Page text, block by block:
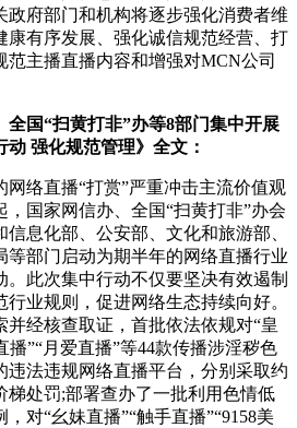
政府部门和机构将逐步强化消费者维
康有序发展、强化诚信规范经营、打
主播直播内容和增强对MCN公司
国“扫黄打非”办等8部门集中开展
强化规范管理》全文：
络直播“打赏”严重冲击主流价值观
国家网信办、全国“扫黄打非”办会
息化部、公安部、文化和旅游部、
等部门启动为期半年的网络直播行业
此次集中行动不仅要坚决有效遏制
业规则，促进网络生态持续向好。
经核查取证，首批依法依规对“皇
播”“月爱直播”等44款传播涉淫秽色
违法违规网络直播平台，分别采取约
梯处罚;部署查办了一批利用色情低
对“幺妹直播”“触手直播”“9158美